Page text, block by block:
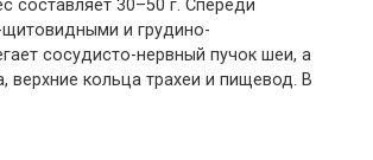
составляет 30–50 г. Спереди
и грудино-
сосудисто-нервный пучок шеи, а
верхние кольца трахеи и пищевод. В